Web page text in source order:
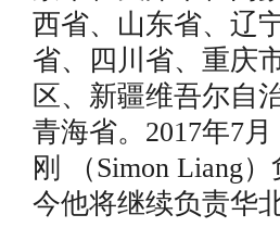
西省、山东省、辽
省、四川省、重庆
区、新疆维吾尔自
青海省。2017年7
刚 （Simon Liang
今他将继续负责华